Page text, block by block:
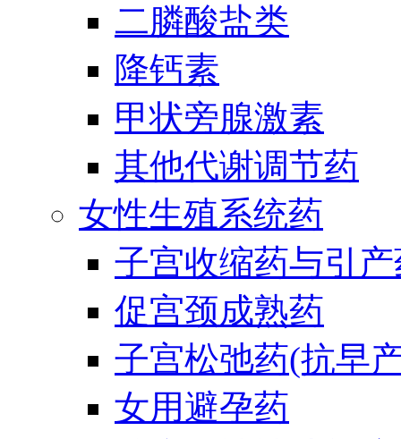
二膦酸盐类
降钙素
甲状旁腺激素
其他代谢调节药
女性生殖系统药
子宫收缩药与引
促宫颈成熟药
子宫松弛药(抗早
女用避孕药